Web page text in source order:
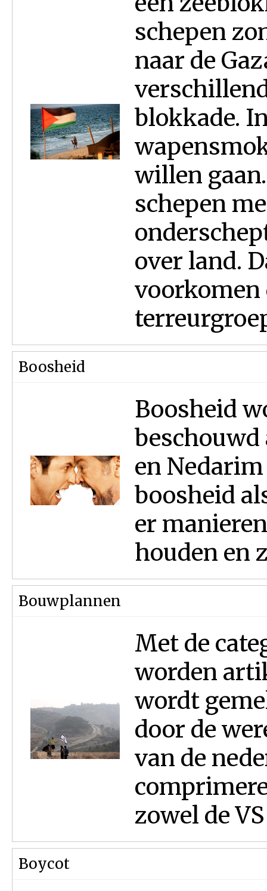
schepen
naar de
blokkade.
willen
schepen
over land.
voorkomen
Boosheid
Boosheid
beschouwd
en
boosheid
er
houden en
Bouwplannen
Met de
worden
wordt
door de
van de
zowel de
Boycot